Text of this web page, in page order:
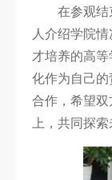
在参观结
人介绍学院
才培养的高
化作为自己
合作，希望双
上，共同探